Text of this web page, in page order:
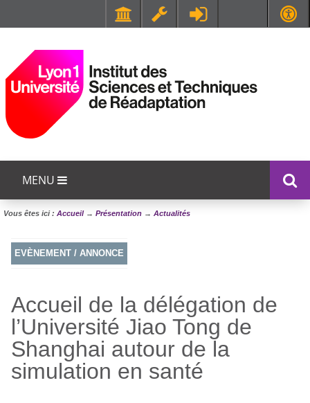
MENU
Vous êtes ici : Accueil→ Présentation → Actualités
EVÈNEMENT / ANNONCE
Accueil de la délégation de
l’Université Jiao Tong de
Shanghai autour de la
simulation en santé